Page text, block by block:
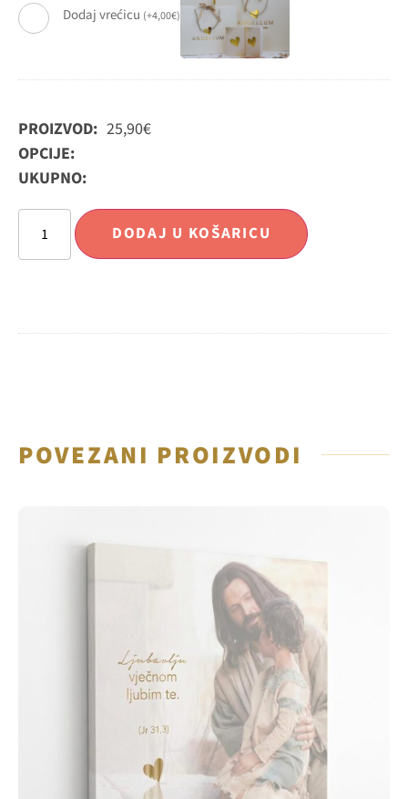
Dodaj vrećicu (+4,00€)
PROIZVOD: 25,90€
OPCIJE:
UKUPNO:
DODAJ U KOŠARICU
POVEZANI PROIZVODI